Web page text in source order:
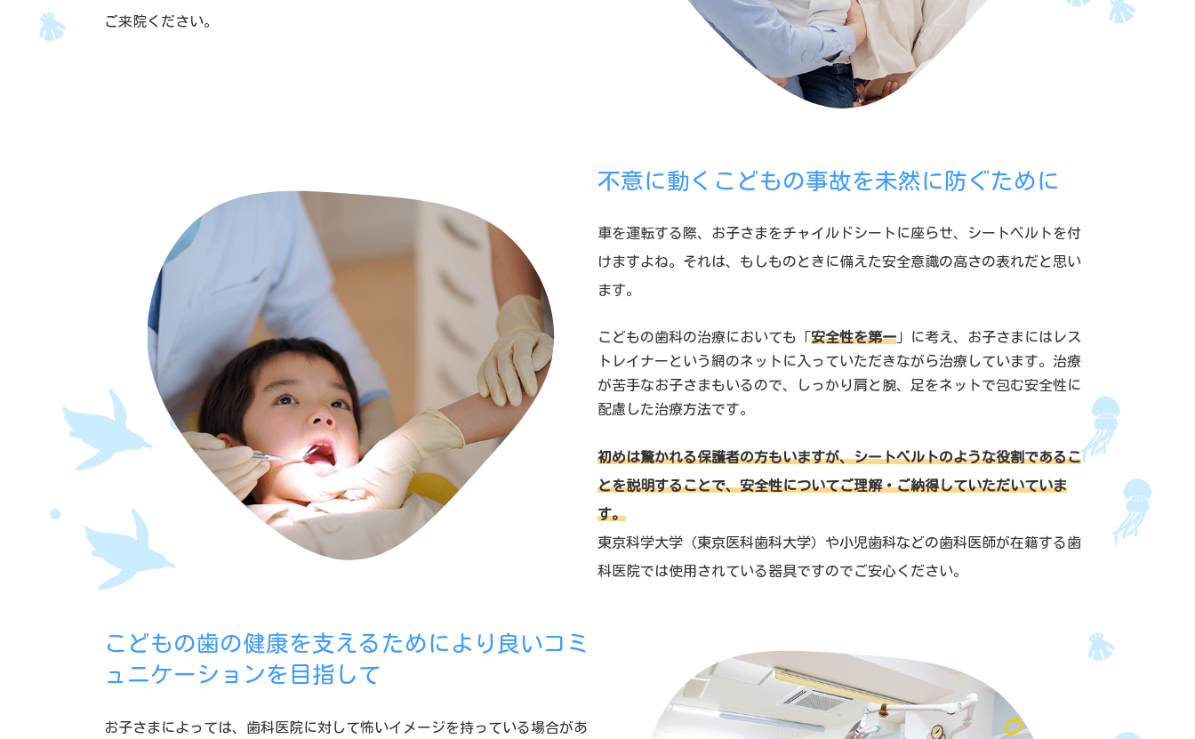
ご来院ください。
不意に動くこどもの事故を未然に防ぐために
車を運転する際、お子さまをチャイルドシートに座らせ、シートベルトを付
けますよね。それは、もしものときに備えた安全意識の高さの表れだと思い
ます。
こどもの歯科の治療においても「安全性を第一」に考え、お子さまにはレス
トレイナーという網のネットに入っていただきながら治療しています。治療
が苦手なお子さまもいるので、しっかり肩と腕、足をネットで包む安全性に
配慮した治療方法です。
初めは驚かれる保護者の方もいますが、シートベルトのような役割であるこ
とを説明することで、安全性についてご理解・ご納得していただいていま
す。
東京科学大学（東京医科歯科大学）や小児歯科などの歯科医師が在籍する歯
科医院では使用されている器具ですのでご安心ください。
こどもの歯の健康を支えるためにより良いコミ
ュニケーションを目指して
お子さまによっては、歯科医院に対して怖いイメージを持っている場合があ